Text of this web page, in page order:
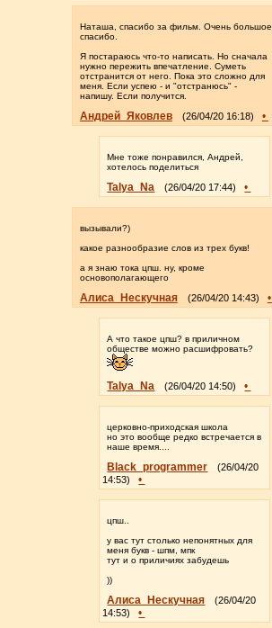
Наташа, спасибо за фильм. Очень большое
спасибо.
Я постараюсь что-то написать. Но сначала
нужно пережить впечатление. Суметь
отстранится от него. Пока это сложно для
меня. Если успею - и "отстранюсь" -
напишу. Если получится.
Андрей_Яковлев (26/04/20 16:18) •
Мне тоже понравился, Андрей,
хотелось поделиться
Talya_Na (26/04/20 17:44) •
вызывали?)
какое разнообразие слов из трех букв!
а я знаю тока цпш. ну, кроме
основополагающего
Алиса_Нескучная (26/04/20 14:43) •
А что такое цпш? в приличном
обществе можно расшифровать?
Talya_Na (26/04/20 14:50) •
церковно-приходская школа
но это вообще редко встречается в
наше время....
Black_programmer
(26/04/20
14:53)
•
цпш..
у вас тут столько непонятных для
меня букв - шпм, мпк
тут и о приличиях забудешь
))
Алиса_Нескучная
(26/04/20
14:53)
•